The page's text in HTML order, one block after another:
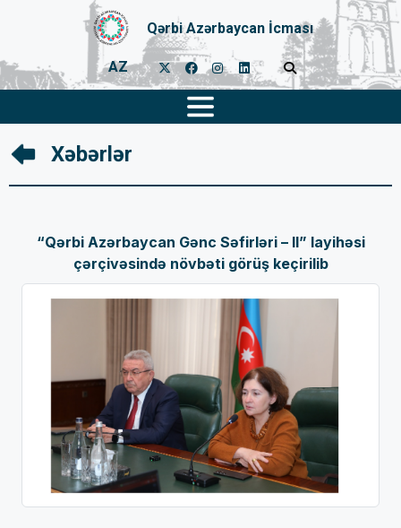
Qərbi Azərbaycan İcması
AZ
Xəbərlər
“Qərbi Azərbaycan Gənc Səfirləri – II” layihəsi
çərçivəsində növbəti görüş keçirilib